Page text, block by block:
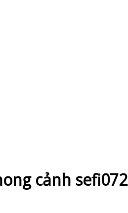
cảnh sefi072